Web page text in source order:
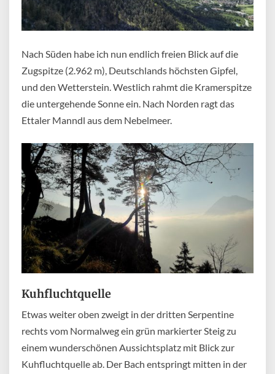
Nach Süden habe ich nun endlich freien Blick auf die
Zugspitze (2.962 m), Deutschlands höchsten Gipfel,
und den Wetterstein. Westlich rahmt die Kramerspitze
die untergehende Sonne ein. Nach Norden ragt das
Ettaler Manndl aus dem Nebelmeer.
Kuhfluchtquelle
Etwas weiter oben zweigt in der dritten Serpentine
rechts vom Normalweg ein grün markierter Steig zu
einem wunderschönen Aussichtsplatz mit Blick zur
Kuhfluchtquelle ab. Der Bach entspringt mitten in der